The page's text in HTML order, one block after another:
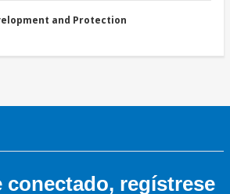
and Protection
conectado, regístrese